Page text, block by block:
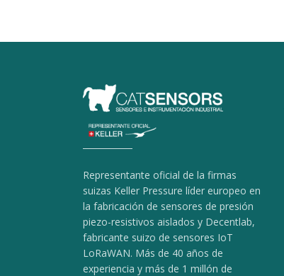
Representante oficial de la firmas
suizas Keller Pressure líder europeo en
la fabricación de sensores de presión
piezo-resistivos aislados y Decentlab,
fabricante suizo de sensores IoT
LoRaWAN. Más de 40 años de
experiencia y más de 1 millón de